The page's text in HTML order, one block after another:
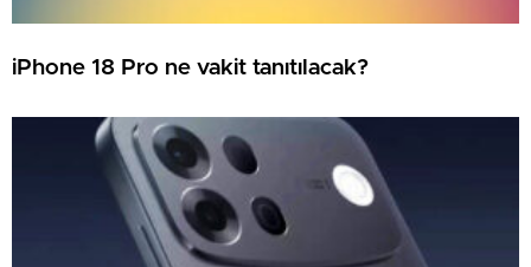
iPhone 18 Pro ne vakit tanıtılacak?